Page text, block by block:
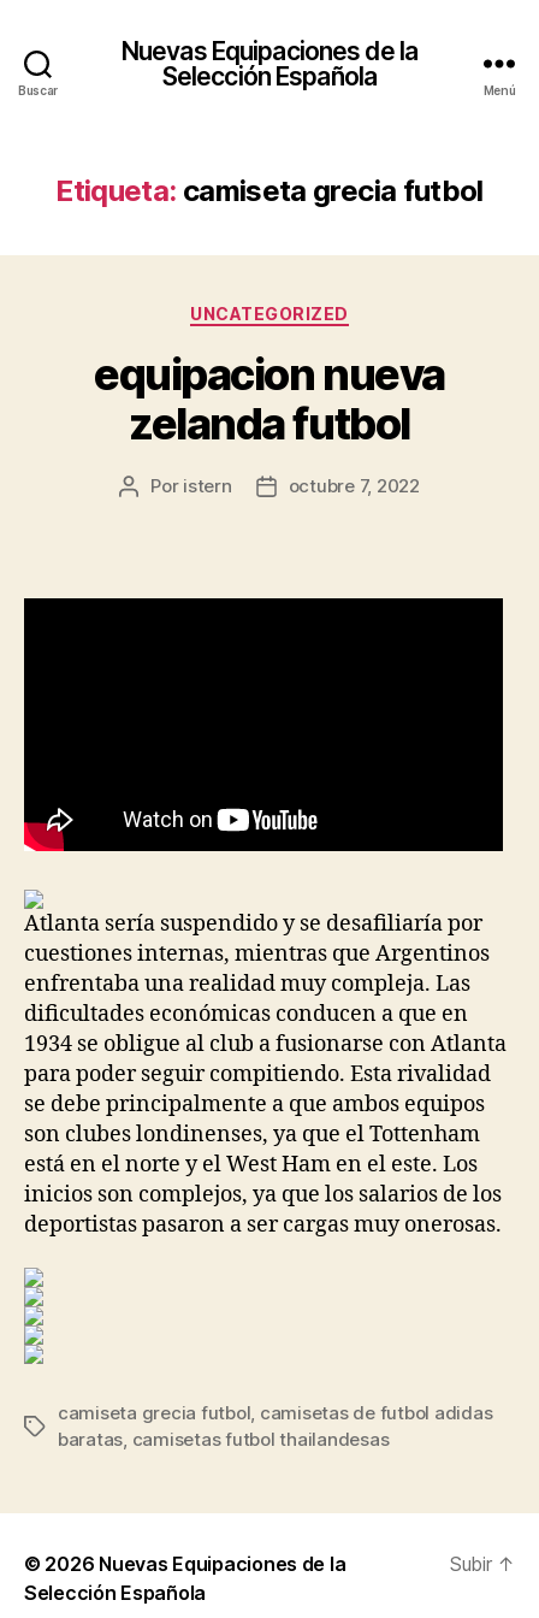
Buscar
Nuevas Equipaciones de la
Selección Española
Menú
Etiqueta: camiseta grecia futbol
Categorías
UNCATEGORIZED
equipacion nueva
zelanda futbol
Autor
Por istern
Fechaoctubre 7, 2022
Atlanta sería suspendido y se desafiliaría por
cuestiones internas, mientras que Argentinos
enfrentaba una realidad muy compleja. Las
dificultades económicas conducen a que en
1934 se obligue al club a fusionarse con Atlanta
para poder seguir compitiendo. Esta rivalidad
se debe principalmente a que ambos equipos
son clubes londinenses, ya que el Tottenham
está en el norte y el West Ham en el este. Los
inicios son complejos, ya que los salarios de los
deportistas pasaron a ser cargas muy onerosas.
Etiquetas
camiseta grecia futbol camisetas de futbol adidas
baratas camisetas futbol thailandesas
© 2026 Nuevas Equipaciones de la
Selección Española
Subir ↑